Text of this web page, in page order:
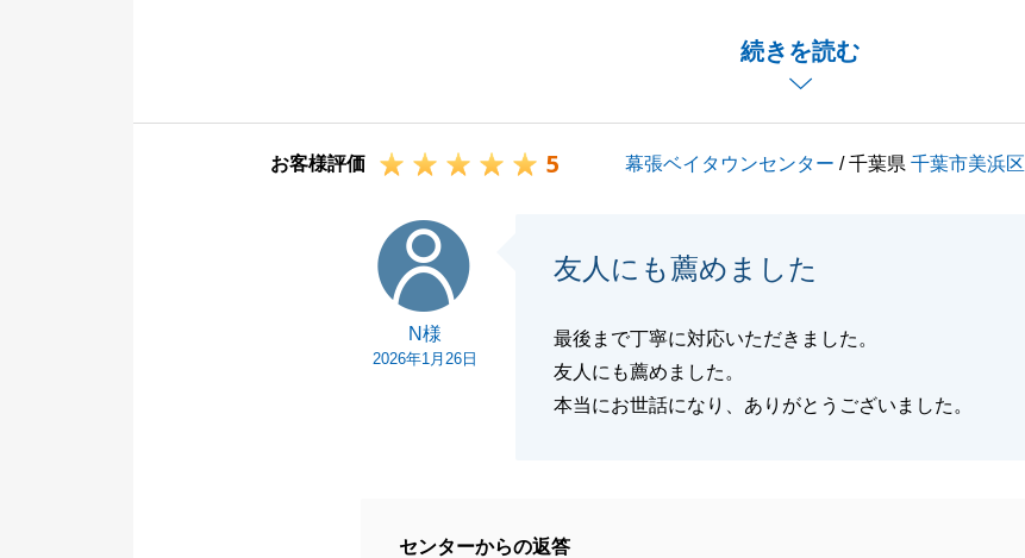
続きを読む
今後お困りの事がござましたらお気軽に申し付け下さい。
閉じる
お客様評価 5 幕張ベイタウンセンター / 千葉県千葉市美浜区
N様
2026年1月26日
友人にも薦めました
最後まで丁寧に対応いただきました。
友人にも薦めました。
本当にお世話になり、ありがとうございました。
センターからの返答